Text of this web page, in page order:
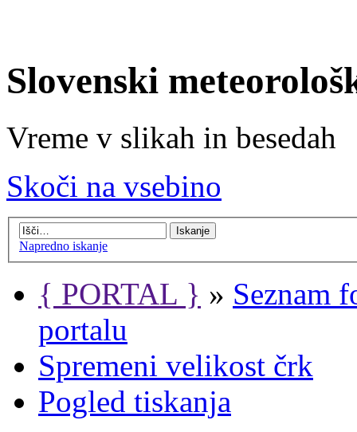
Slovenski
Vreme v slikah in besedah
Skoči na vsebino
Napredno iskanje
{ PORTAL } » Seznam
portalu
Spremeni velikost črk
Pogled tiskanja